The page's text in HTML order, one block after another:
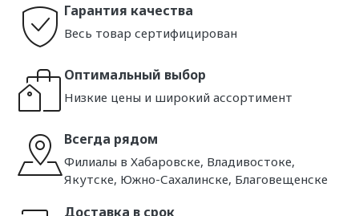
Гарантия качества
Весь товар сертифицирован
Оптимальный выбор
Низкие цены и широкий ассортимент
Всегда рядом
Филиалы в Хабаровске, Владивостоке,
Якутске, Южно-Сахалинске, Благовещенске
Доставка в срок